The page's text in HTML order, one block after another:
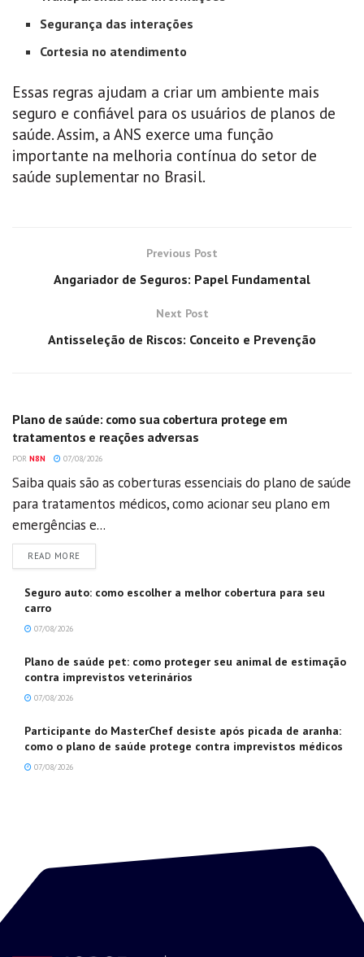
Segurança das interações
Cortesia no atendimento
Essas regras ajudam a criar um ambiente mais
seguro e confiável para os usuários de planos de
saúde. Assim, a ANS exerce uma função
importante na melhoria contínua do setor de
saúde suplementar no Brasil.
Previous Post
Angariador de Seguros: Papel Fundamental
Next Post
Antisseleção de Riscos: Conceito e Prevenção
Plano de saúde: como sua cobertura protege em
tratamentos e reações adversas
POR N8N 07/08/2026
Saiba quais são as coberturas essenciais do plano de saúde
para tratamentos médicos, como acionar seu plano em
emergências e...
READ MOREDETAILS
Seguro auto: como escolher a melhor cobertura para seu
carro
07/08/2026
Plano de saúde pet: como proteger seu animal de estimação
contra imprevistos veterinários
07/08/2026
Participante do MasterChef desiste após picada de aranha:
como o plano de saúde protege contra imprevistos médicos
07/08/2026